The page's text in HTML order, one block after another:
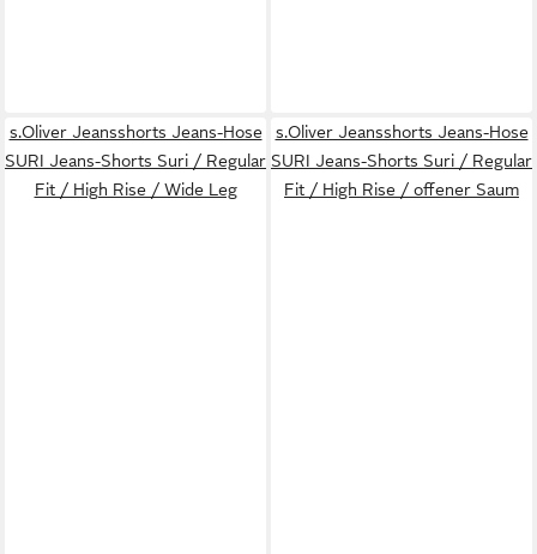
s.Oliver Jeansshorts Jeans-Hose
SURI Jeans-Shorts Suri / Regular
Fit / High Rise / Wide Leg
s.Oliver Jeansshorts Jeans-Hose
SURI Jeans-Shorts Suri / Regular
Fit / High Rise / offener Saum